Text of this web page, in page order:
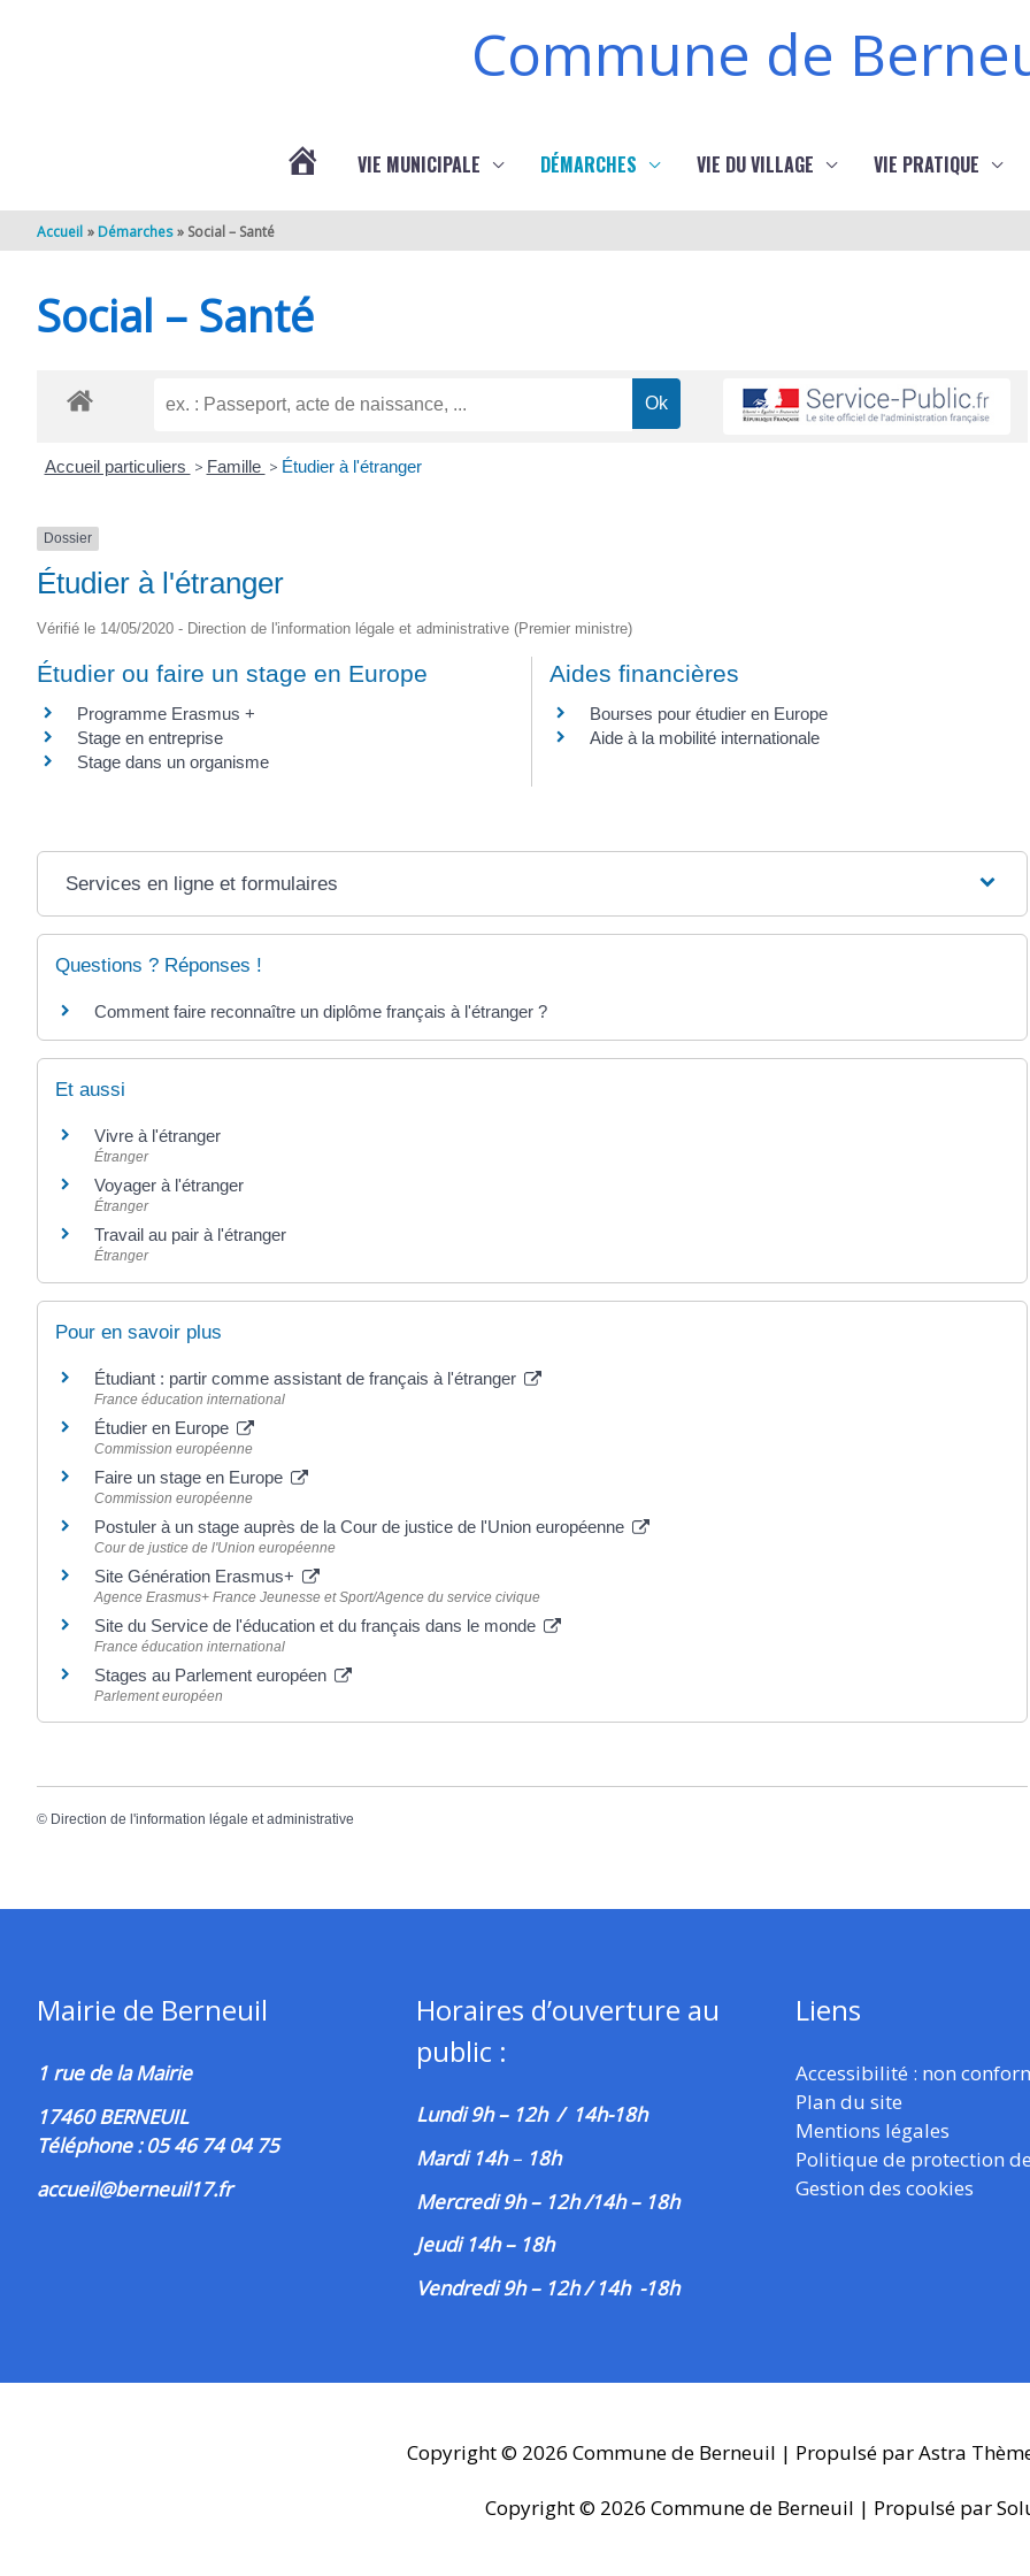
Commune de
VIE MUNICIPALE DÉMARCHES VIE DU VILLAGE VIE PRATIQUE
Accueil Démarches Social – Santé
Social – Santé
Accueil particuliers > Famille > Étudier à l'étranger
Dossier
Étudier à l'étranger
Vérifié le 14/05/2020 - Direction de l'information légale et administrative (Premier ministre)
Étudier ou faire un stage en Europe
Programme Erasmus +
Stage en entreprise
Stage dans un organisme
Aides financières
Bourses pour étudier en Europe
Aide à la mobilité internationale
Services en ligne et formulaires
Questions ? Réponses !
Comment faire reconnaître un diplôme français à l'étranger ?
Et aussi
Vivre à l'étranger
Étranger
Voyager à l'étranger
Étranger
Travail au pair à l'étranger
Étranger
Pour en savoir plus
Étudiant : partir comme assistant de français à l'étranger
France éducation international
Étudier en Europe
Commission européenne
Faire un stage en Europe
Commission européenne
Postuler à un stage auprès de la Cour de justice de l'Union européenne
Cour de justice de l'Union européenne
Site Génération Erasmus+
Agence Erasmus+ France Jeunesse et Sport/Agence du service civique
Site du Service de l'éducation et du français dans le monde
France éducation international
Stages au Parlement européen
Parlement européen
© Direction de l'information légale et administrative
Mairie de Berneuil
1 rue de la Mairie
17460 BERNEUIL
Téléphone : 05 46 74 04 75
accueil@berneuil17.fr
Horaires d’ouverture au
public :
Lundi 9h – 12h / 14h-18h
Mardi 14h– 18h
Mercredi 9h – 12h /14h – 18h
Jeudi 14h – 18h
Vendredi 9h – 12h / 14h -18h
Liens
Accessibilité : non
Plan du site
Mentions légales
Politique de protection
Gestion des cookies
Copyright © 2026 Commune de Berneuil | Propulsé parAstra
Copyright © 2026 Commune de Berneuil | Propulsé par